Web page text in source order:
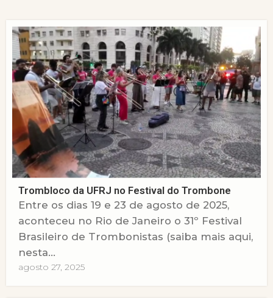
Trombloco da UFRJ no Festival do Trombone
Entre os dias 19 e 23 de agosto de 2025,
aconteceu no Rio de Janeiro o 31º Festival
Brasileiro de Trombonistas (saiba mais aqui,
nesta...
agosto 27, 2025